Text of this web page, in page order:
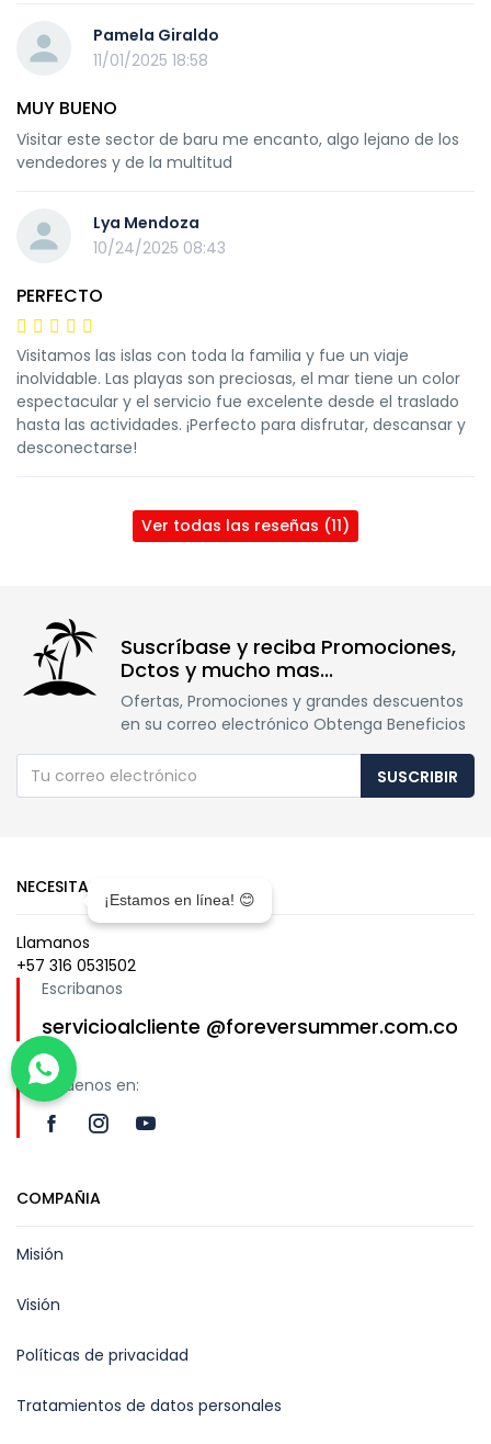
Pamela Giraldo
11/01/2025 18:58
MUY BUENO
Visitar este sector de baru me encanto, algo lejano de los
vendedores y de la multitud
Lya Mendoza
10/24/2025 08:43
PERFECTO
Visitamos las islas con toda la familia y fue un viaje
inolvidable. Las playas son preciosas, el mar tiene un color
espectacular y el servicio fue excelente desde el traslado
hasta las actividades. ¡Perfecto para disfrutar, descansar y
desconectarse!
Ver todas las reseñas (11)
Suscríbase y reciba Promociones,
Dctos y mucho mas...
Ofertas, Promociones y grandes descuentos
en su correo electrónico Obtenga Beneficios
SUSCRIBIR
NECESITAS AYUDA?
Llamanos
+57 316 0531502
Escribanos
servicioalcliente @foreversummer.com.co
Síguenos en:
COMPAÑIA
Misión
Visión
Políticas de privacidad
Tratamientos de datos personales
¡Estamos en línea! 😊